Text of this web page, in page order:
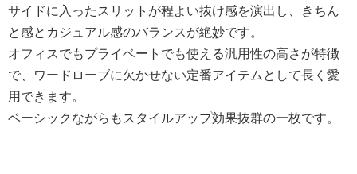
サイドに入ったスリットが程よい抜け感を演出し、きちん
と感とカジュアル感のバランスが絶妙です。
オフィスでもプライベートでも使える汎用性の高さが特徴
で、ワードローブに欠かせない定番アイテムとして長く愛
用できます。
ベーシックながらもスタイルアップ効果抜群の一枚です。